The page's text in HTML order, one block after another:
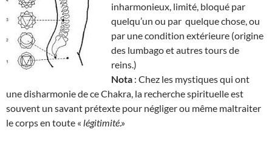
inharmonieux, limité, bloqué par
quelqu’un ou par quelque chose, ou
par une condition extérieure (origine
des lumbago et autres tours de
reins.)
Nota : Chez les mystiques qui ont
une disharmonie de ce Chakra, la recherche spirituelle est
souvent un savant prétexte pour négliger ou même maltraiter
le corps en toute « légitimité.»